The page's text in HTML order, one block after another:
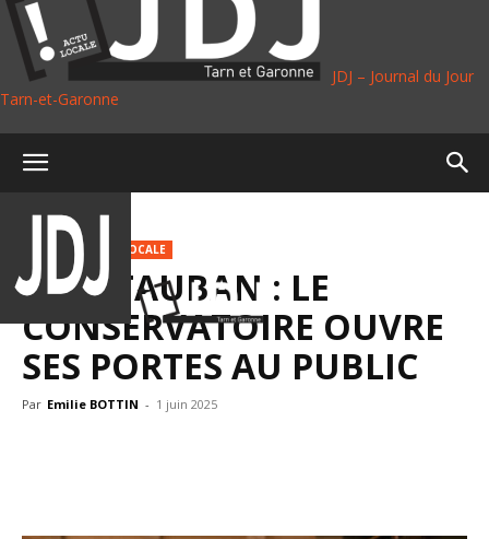
JDJ – Journal du Jour
Tarn-et-Garonne
Accueil Culture
CULTURE VIE LOCALE
MONTAUBAN : LE
CONSERVATOIRE OUVRE
SES PORTES AU PUBLIC
Par Emilie BOTTIN - 1 juin 2025